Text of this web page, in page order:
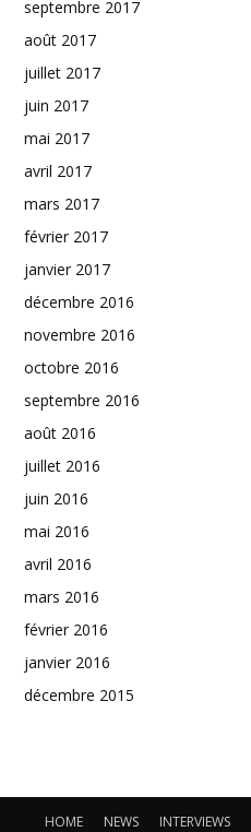
septembre 2017
août 2017
juillet 2017
juin 2017
mai 2017
avril 2017
mars 2017
février 2017
janvier 2017
décembre 2016
novembre 2016
octobre 2016
septembre 2016
août 2016
juillet 2016
juin 2016
mai 2016
avril 2016
mars 2016
février 2016
janvier 2016
décembre 2015
HOME NEWS INTERVIEWS